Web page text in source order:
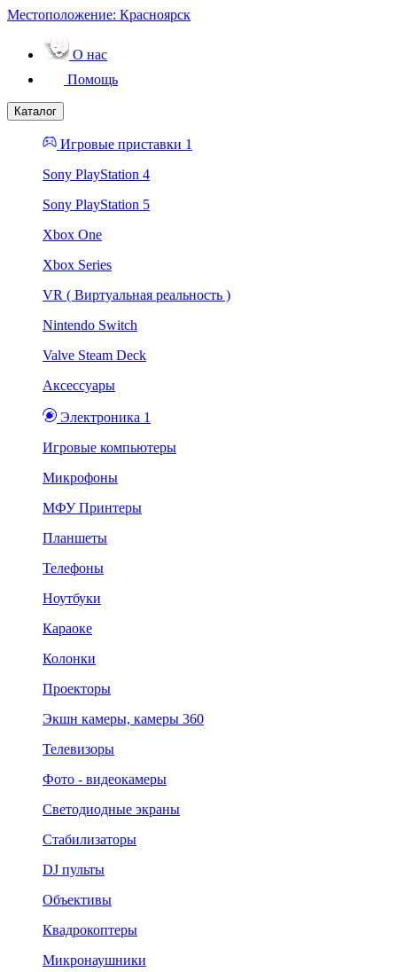
Местоположение: Красноярск
О нас
Помощь
Каталог
Игровые приставки 1
Sony PlayStation 4
Sony PlayStation 5
Xbox One
Xbox Series
VR ( Виртуальная реальность )
Nintendo Switch
Valve Steam Deck
Аксессуары
Электроника 1
Игровые компьютеры
Микрофоны
МФУ Принтеры
Планшеты
Телефоны
Ноутбуки
Караоке
Колонки
Проекторы
Экшн камеры, камеры 360
Телевизоры
Фото - видеокамеры
Светодиодные экраны
Стабилизаторы
DJ пульты
Объективы
Квадрокоптеры
Микронаушники